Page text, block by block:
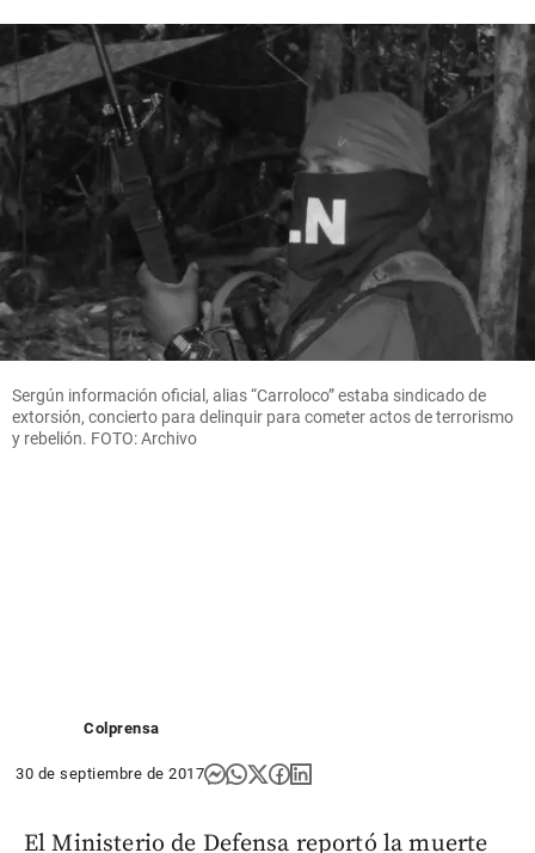
Sergún información oficial, alias “Carroloco” estaba sindicado de
extorsión, concierto para delinquir para cometer actos de terrorismo
y rebelión. FOTO: Archivo
Colprensa
30 de septiembre de 2017
El Ministerio de Defensa reportó la muerte